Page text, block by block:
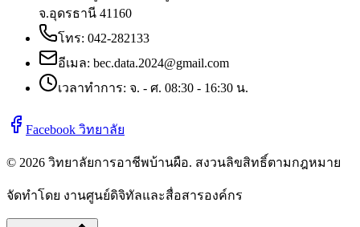
จ.อุดรธานี 41160
โทร: 042-282133
อีเมล: bec.data.2024@gmail.com
เวลาทำการ: จ. - ศ. 08:30 - 16:30 น.
Facebook วิทยาลัย
© 2026 วิทยาลัยการอาชีพบ้านผือ. สงวนลิขสิทธิ์ตามกฎหมาย
จัดทำโดย งานศูนย์ดิจิทัลและสื่อสารองค์กร